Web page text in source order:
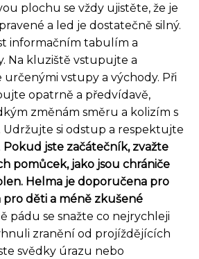
plochu se vždy ujistěte, že je
a led je dostatečně silný.
informačním tabulím a
Na kluziště vstupujte a
vstupy a východy. Při
opatrně a předvídavě,
změnám směru a kolizím s
Udržujte si odstup a respektujte
Pokud jste začátečník, zvažte
pomůcek, jako jsou chrániče
Helma je doporučena pro
pro děti a méně zkušené
pádu se snažte co nejrychleji
zranění od projíždějících
svědky úrazu nebo